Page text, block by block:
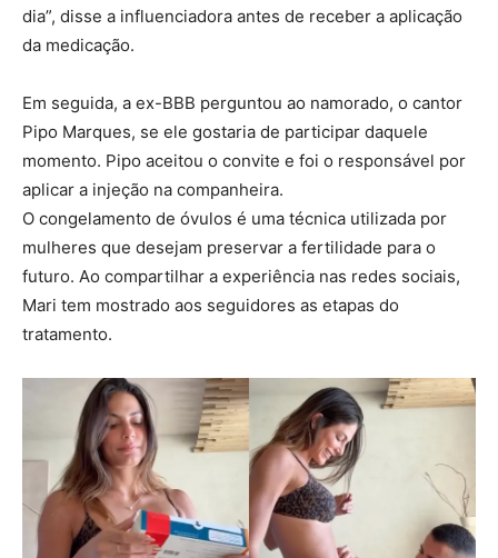
dia”, disse a influenciadora antes de receber a aplicação
da medicação.
Em seguida, a ex-BBB perguntou ao namorado, o cantor
Pipo Marques, se ele gostaria de participar daquele
momento. Pipo aceitou o convite e foi o responsável por
aplicar a injeção na companheira.
O congelamento de óvulos é uma técnica utilizada por
mulheres que desejam preservar a fertilidade para o
futuro. Ao compartilhar a experiência nas redes sociais,
Mari tem mostrado aos seguidores as etapas do
tratamento.